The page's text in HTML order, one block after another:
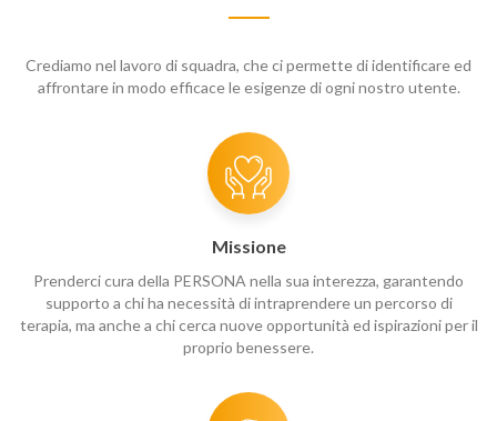
Crediamo nel lavoro di squadra, che ci permette di identificare ed
affrontare in modo efficace le esigenze di ogni nostro utente.
Missione
Prenderci cura della PERSONA nella sua interezza, garantendo
supporto a chi ha necessità di intraprendere un percorso di
terapia, ma anche a chi cerca nuove opportunità ed ispirazioni per il
proprio benessere.